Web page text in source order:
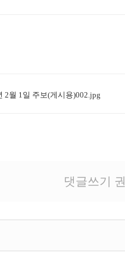
2월 1일 주보(게시용)002.jpg
댓글쓰기